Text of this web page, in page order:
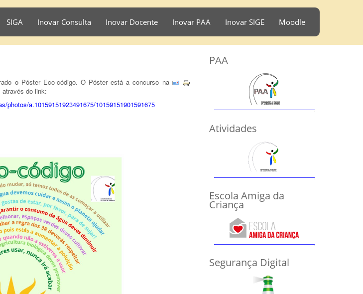
SIGA Inovar Consulta Inovar Docente Inovar PAA Inovar SIGE Moodle
o Póster Eco-código. O Póster está a concurso na
do link:
photos/a.10159151923491675/10159151901591675
PAA
Atividades
Escola Amiga da
Criança
Segurança Digital